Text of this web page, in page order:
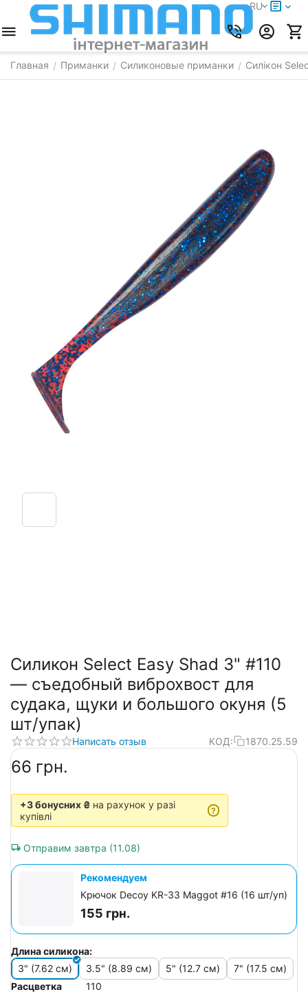
RU
Главная / Приманки / Силиконовые приманки / Силікон
Силикон Select Easy Shad 3" #110
— съедобный виброхвост для
судака, щуки и большого окуня (5
шт/упак)
Написать отзыв КОД: 1870.25.59
‍66‍ грн.
+3 бонусних ₴ на рахунок у разі
купівлі
?
Отправим завтра (11.08)
Рекомендуем
Крючок Decoy KR-33 Maggot #16 (16 шт/уп)
155 грн.
Длина силикона:
3" (7.62 см)
3.5" (8.89 см) 5" (12.7 см)
7" (17.5 см)
Расцветка
110